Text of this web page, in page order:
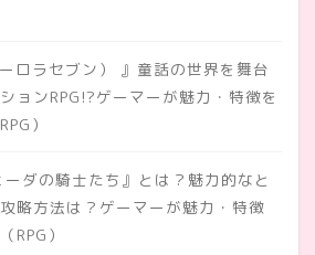
ロラセブン） 』童話の世界を舞台
ョンRPG!?ゲーマーが魅力・特徴を
）
ーダの騎士たち』とは？魅力的なと
略方法は？ゲーマーが魅力・特徴
RPG）